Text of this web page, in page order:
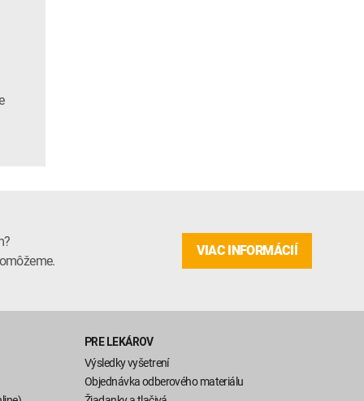
VIAC INFORMÁCIÍ
PRE LEKÁROV
Výsledky vyšetrení
Objednávka odberového materiálu